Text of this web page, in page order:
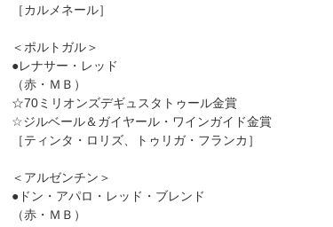
［カルメネール］
＜ポルトガル＞
●レナサー・レッド
（赤・ＭＢ）
☆70ミリオンズデギュスタトゥール金賞
☆ジルベール＆ガイヤール・ワインガイド金賞
［ティンタ・ロリズ、トゥリガ・フランカ］
＜アルゼンチン＞
●ドン・アパロ・レッド・ブレンド
（赤・ＭＢ）